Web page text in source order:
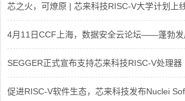
芯之火，可燎原 | 芯来科技RISC-V大学计划上线
4月11日CCF上海，数据安全云论坛——蓬勃发
SEGGER正式宣布支持芯来科技RISC-V处理器
促进RISC-V软件生态，芯来科技发布Nuclei